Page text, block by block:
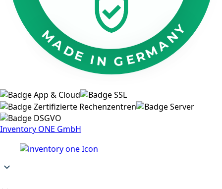
Inventory ONE GmbH